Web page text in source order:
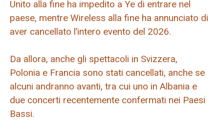
Unito alla fine ha impedito a Ye di entrare nel
paese, mentre Wireless alla fine ha annunciato di
aver cancellato l’intero evento del 2026.
Da allora, anche gli spettacoli in Svizzera,
Polonia e Francia sono stati cancellati, anche se
alcuni andranno avanti, tra cui uno in Albania e
due concerti recentemente confermati nei Paesi
Bassi.